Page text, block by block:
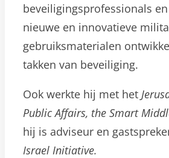
beveiligingsprofessionals
nieuwe en innovatieve
gebruiksmaterialen
takken van beveiliging.
Ook werkte hij met het
Public Affairs, the Smart
hij is adviseur en
Israel Initiative.